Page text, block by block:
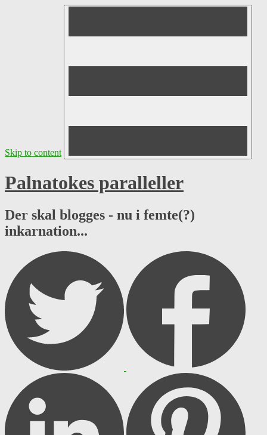
Skip to content
Palnatokes paralleller
Der skal blogges - nu i femte(?)
inkarnation...